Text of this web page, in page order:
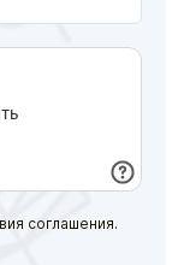
соглашения.